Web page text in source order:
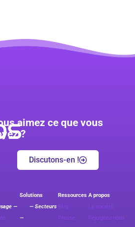
aimez ce que vous
?
Discutons-en !
—
Solutions
— Secteurs
—
Ressources
Blog
Presse
A propos
La société
Rejoignez-nous